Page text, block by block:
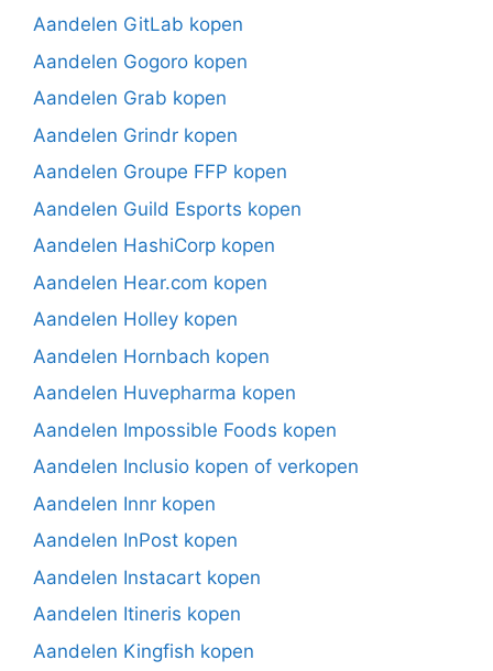
Aandelen GitLab kopen
Aandelen Gogoro kopen
Aandelen Grab kopen
Aandelen Grindr kopen
Aandelen Groupe FFP kopen
Aandelen Guild Esports kopen
Aandelen HashiCorp kopen
Aandelen Hear.com kopen
Aandelen Holley kopen
Aandelen Hornbach kopen
Aandelen Huvepharma kopen
Aandelen Impossible Foods kopen
Aandelen Inclusio kopen of verkopen
Aandelen Innr kopen
Aandelen InPost kopen
Aandelen Instacart kopen
Aandelen Itineris kopen
Aandelen Kingfish kopen